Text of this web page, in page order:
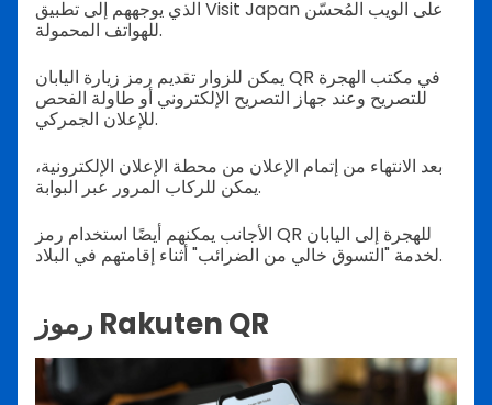
الذي يوجههم إلى تطبيق Visit Japan على الويب المُحسّن
للهواتف المحمولة.
يمكن للزوار تقديم رمز زيارة اليابان QR في مكتب الهجرة
للتصريح وعند جهاز التصريح الإلكتروني أو طاولة الفحص
للإعلان الجمركي.
بعد الانتهاء من إتمام الإعلان من محطة الإعلان الإلكترونية،
يمكن للركاب المرور عبر البوابة.
الأجانب يمكنهم أيضًا استخدام رمز QR للهجرة إلى اليابان
لخدمة "التسوق خالي من الضرائب" أثناء إقامتهم في البلاد.
رموز Rakuten QR